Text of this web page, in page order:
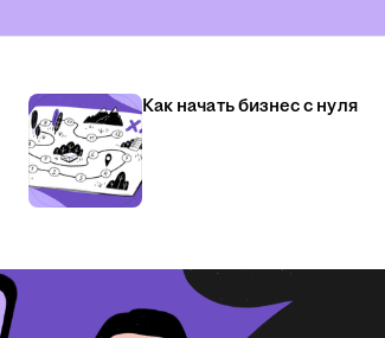
Как начать бизнес с нуля